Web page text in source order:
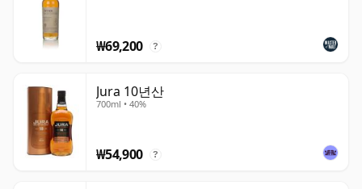
₩69,200 ?
Jura 10년산
700ml • 40%
₩54,900 ?